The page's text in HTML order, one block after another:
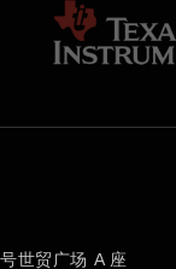
世贸广场 A 座